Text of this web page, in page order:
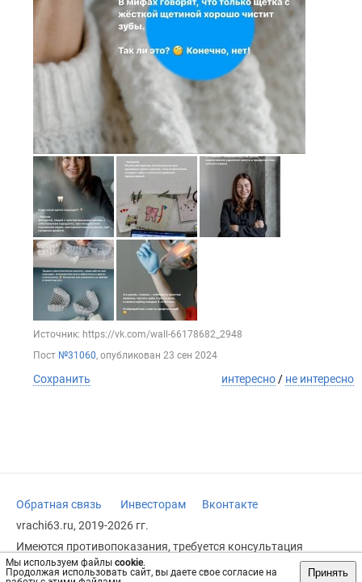
Мы используем файлы cookie.
Продолжая использовать сайт, вы даете свое согласие на
Принять
Источник: https://vk.com/wall-66178682_2948
Пост №31060, опубликован 23 сен 2024
Сохранить интересно / не интересно
Обратная связь Инвесторам
Вконтакте
vrachi63.ru, 2019-2026 гг.
Имеются противопоказания, требуется консультация
специалиста. Информация, представленная на сайте, не
может быть использована для постановки диагноза,